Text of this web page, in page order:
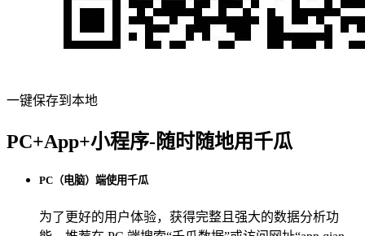
一键保存到本地
PC+App+小程序-随时随地用千瓜
PC（电脑）端使用千瓜
为了更好的用户体验，获得完整且强大的数据分析功